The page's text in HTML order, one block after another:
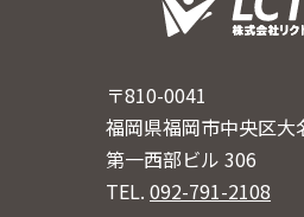
〒810-0041
福岡県福岡市中央区
第一西部ビル 306
TEL.092-791-2108